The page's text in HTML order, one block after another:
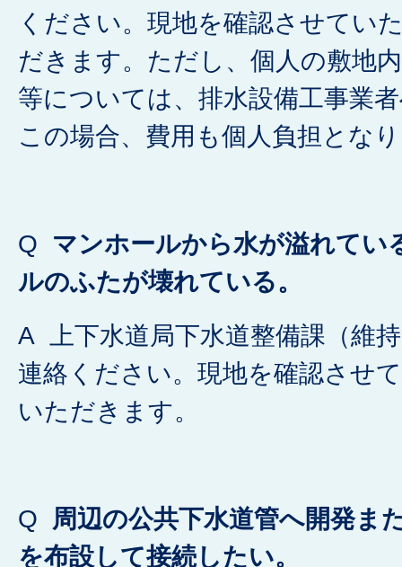
ください。現地を確認させてい
だきます。ただし、個人の敷地
等については、排水設備工事業
この場合、費用も個人負担とな
Q マンホールから水が溢れてい
ルのふたが壊れている。
A 上下水道局下水道整備課（維
連絡ください。現地を確認させ
いただきます。
Q 周辺の公共下水道管へ開発ま
を布設して接続したい。